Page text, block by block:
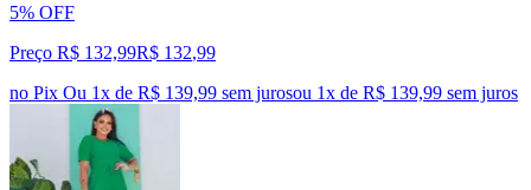
5% OFF
Preço R$ 132,99R$ 132,99
no Pix Ou 1x de R$ 139,99 sem jurosou 1x de R$ 139,99 sem juros